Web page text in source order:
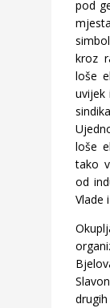
pod
kroz
loše
uvijek
loše
tako
od
Vlade